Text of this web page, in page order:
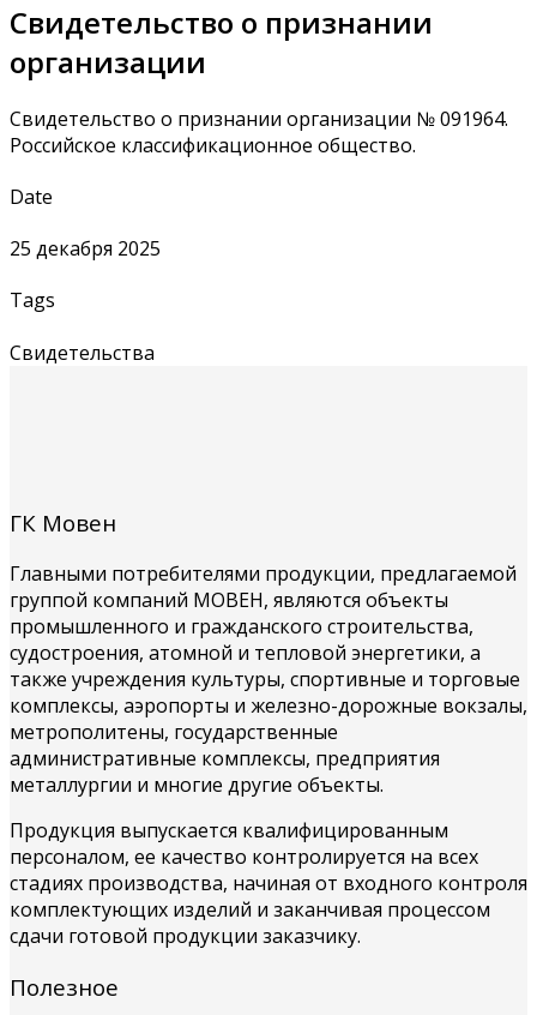
Свидетельство о признании
организации
Свидетельство о признании организации № 091964.
Российское классификационное общество.
Date
25 декабря 2025
Tags
Свидетельства
ГК Мовен
Главными потребителями продукции, предлагаемой
группой компаний МОВЕН, являются объекты
промышленного и гражданского строительства,
судостроения, атомной и тепловой энергетики, а
также учреждения культуры, спортивные и торговые
комплексы, аэропорты и железно-дорожные вокзалы,
метрополитены, государственные
административные комплексы, предприятия
металлургии и многие другие объекты.
Продукция выпускается квалифицированным
персоналом, ее качество контролируется на всех
стадиях производства, начиная от входного контроля
комплектующих изделий и заканчивая процессом
сдачи готовой продукции заказчику.
Полезное